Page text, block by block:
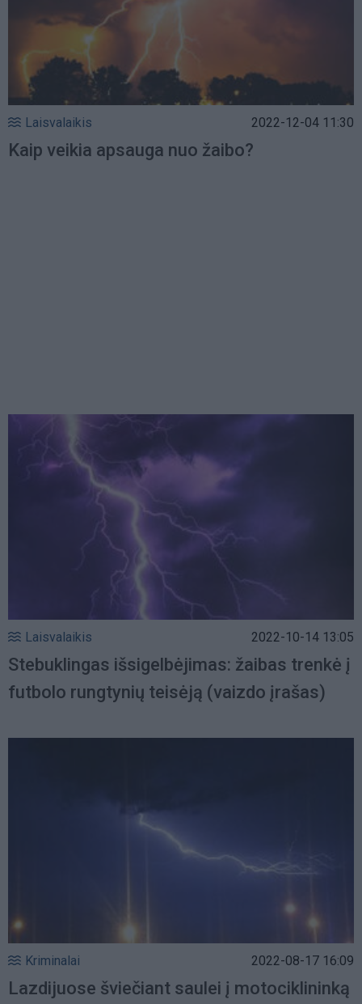
Laisvalaikis 2022-12-04 11:30
Kaip veikia apsauga nuo žaibo?
Laisvalaikis 2022-10-14 13:05
Stebuklingas išsigelbėjimas: žaibas trenkė į
futbolo rungtynių teisėją (vaizdo įrašas)
Kriminalai 2022-08-17 16:09
Lazdijuose šviečiant saulei į motociklininką